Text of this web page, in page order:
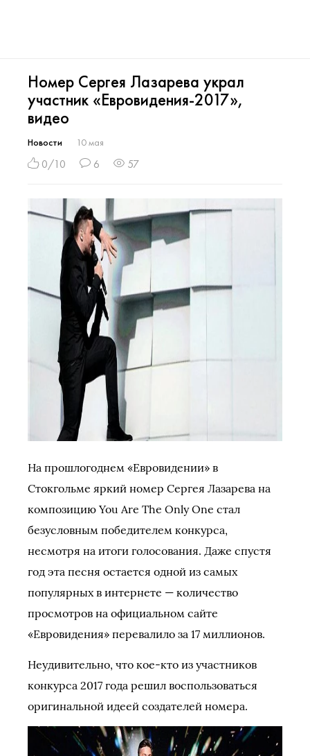
Номер Сергея Лазарева украл
участник «Евровидения-2017»,
видео
Новости 10 мая
0/10 6 57
На прошлогоднем «Евровидении» в
Стокгольме яркий номер Сергея Лазарева на
композицию You Are The Only One стал
безусловным победителем конкурса,
несмотря на итоги голосования. Даже спустя
год эта песня остается одной из самых
популярных в интернете — количество
просмотров на официальном сайте
«Евровидения» перевалило за 17 миллионов.
Неудивительно, что кое-кто из участников
конкурса 2017 года решил воспользоваться
оригинальной идеей создателей номера.